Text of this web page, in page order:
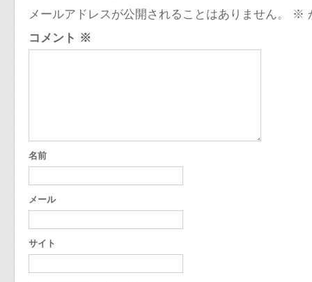
メールアドレスが公開されることはありません。 ※
コメント ※
名前
メール
サイト